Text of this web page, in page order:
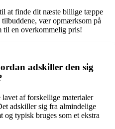
at finde dit næste billige tæppe
vær opmærksom på
til en overkommelig pris!
adskiller den sig
af forskellige materialer
adskiller sig fra almindelige
typisk bruges som et ekstra